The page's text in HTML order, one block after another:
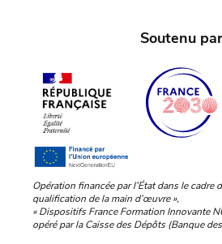
Soutenu par
Opération financée par l’État dans le cadre
qualification de la main d’œuvre »,
« Dispositifs France Formation Innovante
opéré par la Caisse des Dépôts (Banque